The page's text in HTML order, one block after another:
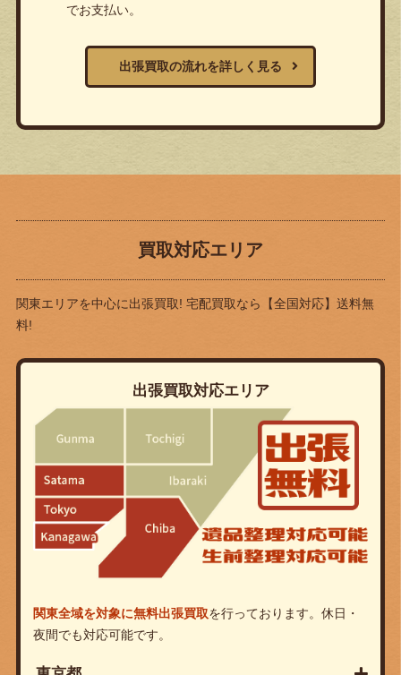
でお支払い。
出張買取の流れを詳しく見る
買取対応エリア
関東エリアを中心に出張買取! 宅配買取なら
【全国対応】送料無
料!
出張買取対応エリア
関東全域を対象に無料出張買取を行っております。休日・
夜間でも対応可能です。